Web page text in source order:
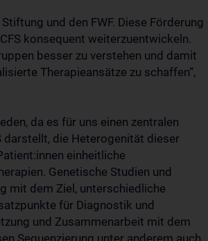
und den FWF. Diese Förderung
konsequent weiterzuentwickeln.
besser zu verstehen und damit
Therapieansätze zu schaffen“,
da es für uns einen zentralen
darstellt, die Heterogenität dieser
einheitliche
Genetische Studien und
mit dem Ziel, unterschiedliche
für Diagnostik und
und Zusammenarbeit mit dem
Sequenzierung unter anderem auch